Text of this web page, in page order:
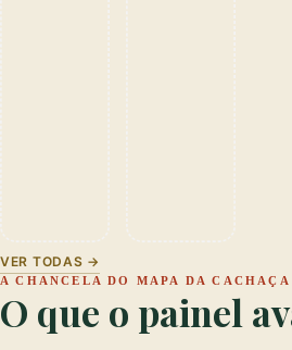
VER TODAS →
A CHANCELA DO MAPA DA CACHAÇA
O que o painel